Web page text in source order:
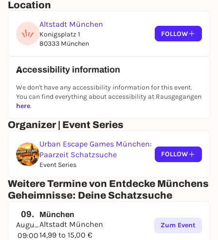
Location
Altstadt München
Konigsplatz 1
80333 München
FOLLOW
Accessibility information
We don't have any accessibility information for this event.
You can find everything about accessibility at Rausgegangen
here.
Organizer | Event Series
Urban Escape Games München:
Paarzeit Schatzsuche
Event Series
FOLLOW
Weitere Termine von Entdecke Münchens
Geheimnisse: Deine Schatzsuche
09.
August
09:00
München
Altstadt München
14,99 to 15,00 €
Zum Event